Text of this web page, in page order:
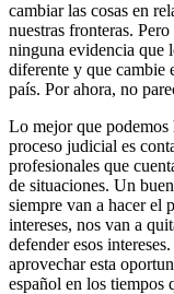
cambiar las cosas en
nuestras fronteras.
ninguna evidencia que
diferente y que cambie
país. Por ahora, no
Lo mejor que podemos
proceso judicial es
profesionales que
de situaciones. Un
siempre van a hacer el
intereses, nos van a
defender esos
aprovechar esta
español en los tiempos